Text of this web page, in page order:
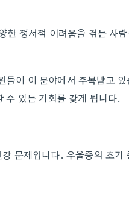
정서적 어려움을 겪는 사
들이 이 분야에서 주목받고
수 있는 기회를 갖게 됩니다.
문제입니다. 우울증의 초기